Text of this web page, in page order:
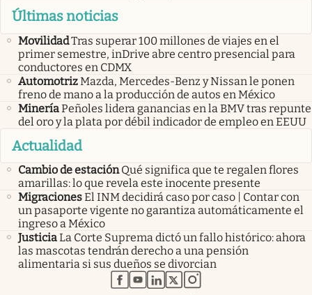
Últimas noticias
MovilidadTras superar 100 millones de viajes en el
primer semestre, inDrive abre centro presencial para
conductores en CDMX
AutomotrizMazda, Mercedes-Benz y Nissan le ponen
freno de mano a la producción de autos en México
MineríaPeñoles lidera ganancias en la BMV tras repunte
del oro y la plata por débil indicador de empleo en EEUU
Actualidad
Cambio de estación Qué significa que te regalen flores
amarillas: lo que revela este inocente presente
MigracionesEl INM decidirá caso por caso | Contar con
un pasaporte vigente no garantiza automáticamente el
ingreso a México
JusticiaLa Corte Suprema dictó un fallo histórico: ahora
las mascotas tendrán derecho a una pensión
alimentaria si sus dueños se divorcian
abre en nueva pestaña
abre en nueva pestaña
abre en nueva pestaña
abre en nueva pestaña
abre en nueva pestaña